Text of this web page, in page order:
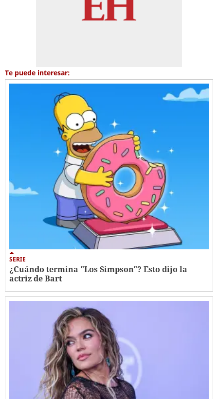
Te puede interesar:
SERIE
¿Cuándo termina "Los Simpson"? Esto dijo la
actriz de Bart